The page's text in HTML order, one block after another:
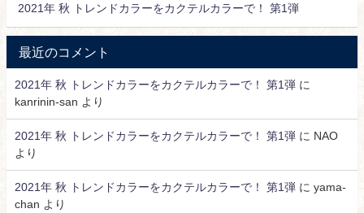
2021年 秋 トレンドカラーをカクテルカラーで！ 第1弾
最近のコメント
2021年 秋 トレンドカラーをカクテルカラーで！ 第1弾 に
kanrinin-san より
2021年 秋 トレンドカラーをカクテルカラーで！ 第1弾 に NAO
より
2021年 秋 トレンドカラーをカクテルカラーで！ 第1弾 に yama-
chan より